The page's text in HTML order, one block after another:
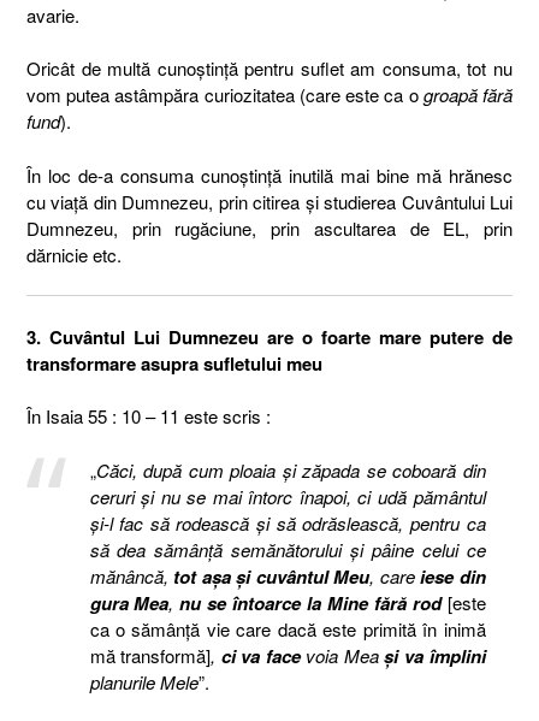
avarie.
Oricât de multă cunoştinţă pentru suflet am consuma, tot nu
vom putea astâmpăra curiozitatea (care este ca ogroapă fără
fund).
În loc de-a consuma cunoştinţă inutilă mai bine mă hrănesc
cu viaţă din Dumnezeu, prin citirea şi studierea Cuvântului Lui
Dumnezeu, prin rugăciune, prin ascultarea de EL, prin
dărnicie etc.
3. Cuvântul Lui Dumnezeu are o foarte mare putere de
transformare asupra sufletului meu
În Isaia 55 : 10 – 11 este scris :
„Căci, după cum ploaia şi zăpada se coboară din
ceruri şi nu se mai întorc înapoi, ci udă pământul
şi-l fac să rodească şi să odrăslească, pentru ca
să dea sămânţă semănătorului şi pâine celui ce
mănâncă, tot aşa şi cuvântul Meu, careiese din
gura Mea,nu se întoarce la Mine fără rod[este
ca o sămânţă vie care dacă este primită în inimă
mă transformă], ci va facevoia Meaşi va împlini
planurile Mele”.